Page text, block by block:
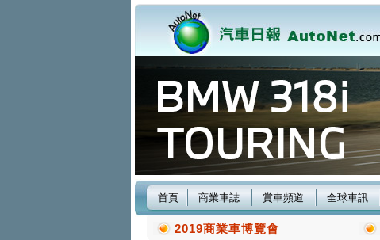
首頁 商業車誌 賞車頻道 全球車訊
2019商業車博覽會